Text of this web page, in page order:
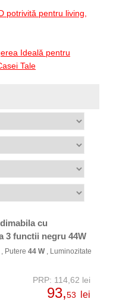
potrivită pentru living,
Ideală pentru
Tale
cu
3 functii negru 44W
, Putere 44 W, Luminozitate
PRP: 114,62 lei
93,53 lei